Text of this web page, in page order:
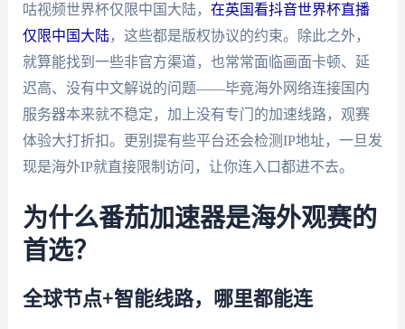
咕视频世界杯仅限中国大陆， 在英国看抖音世界杯直播
仅限中国大陆，这些都是版权协议的约束。除此之外，
就算能找到一些非官方渠道，也常常面临画面卡顿、延
迟高、没有中文解说的问题——毕竟海外网络连接国内
服务器本来就不稳定，加上没有专门的加速线路，观赛
体验大打折扣。更别提有些平台还会检测IP地址，一旦发
现是海外IP就直接限制访问，让你连入口都进不去。
为什么番茄加速器是海外观赛的
首选？
全球节点+智能线路，哪里都能连